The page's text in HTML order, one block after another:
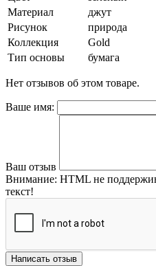
Материал
джут
Рисунок
природа
Коллекция
Gold
Тип основы
бумага
Нет отзывов об этом товаре.
Ваше имя:
Ваш отзыв
Внимание: HTML не
текст!
Написать отзыв